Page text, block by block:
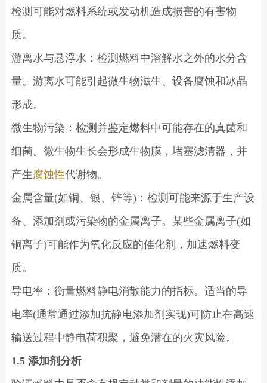
检测可能对燃料系统或发动机造成损害的有害物
质。
游离水与悬浮水：检测燃料中溶解水之外的水分含
量。游离水可能引起微生物滋生、设备腐蚀和冰晶
形成。
微生物污染：检测并鉴定燃料中可能存在的真菌和
细菌。微生物生长会形成生物膜，堵塞滤清器，并
产生 腐蚀性代谢物。
金属含量(如铜、银、锌等)：检测可能来源于生产设
备、添加剂或污染物的金属离子。某些金属离子(如
铜离子)可能作为氧化反应的催化剂，加速燃料变
质。
导电率：衡量燃料静电消散能力的指标。适当的导
电率(通常通过添加抗静电添加剂实现)可防止在高速
输送过程中静电荷积聚，避免潜在的火灾风险。
1.5 添加剂分析